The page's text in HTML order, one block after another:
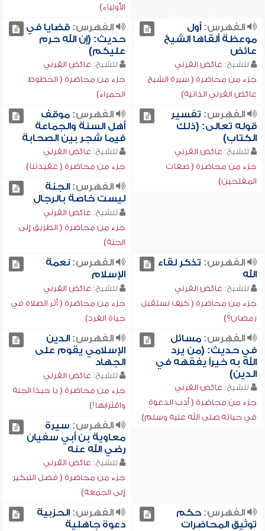
الأولياء)
الفهرس:أول
موعظة ألقاها الشيخ
عائض
للشيخ: عائض القرني
جزء من محاضرة ( سيرة الشيخ
عائض القرني الذاتية)
الفهرس:قضايا في
حديث: (إن الله حرم
عليكم)
للشيخ: عائض القرني
جزء من محاضرة ( الخطوط
الحمراء)
الفهرس: تفسير
قوله تعالى: (ذلك
الكتاب)
للشيخ: عائض القرني
جزء من محاضرة ( صفات
المفلحين)
الفهرس:موقف
أهل السنة والجماعة
فيما شجر بين الصحابة
للشيخ: عائض القرني
جزء من محاضرة ( عقيدتنا)
الفهرس:الجنة
ليست خاصة بالرجال
للشيخ: عائض القرني
جزء من محاضرة ( الطريق إلى
الجنة)
الفهرس: تذكر لقاء
الله
للشيخ: عائض القرني
جزء من محاضرة ( كيف نستقبل
رمضان؟)
الفهرس:نعمة
الإسلام
للشيخ: عائض القرني
جزء من محاضرة ( أثر الصلاة في
حياة الفرد)
الفهرس:مسائل
في حديث: (من يرد
الله به خيراً يفقهه في
الدين)
للشيخ: عائض القرني
جزء من محاضرة ( أدب الدعوة
في حياته صلى الله عليه وسلم)
الفهرس:الدين
الإسلامي يقوم على
الجهاد
للشيخ: عائض القرني
جزء من محاضرة ( يا حبذا الجنة
واقترابها!)
الفهرس: سيرة
معاوية بن أبي سفيان
رضي الله عنه
للشيخ: عائض القرني
جزء من محاضرة ( فضل التبكير
إلى الجمعة)
الفهرس:حكم
توثيق المحاضرات
الفهرس:الحزبية
دعوة جاهلية